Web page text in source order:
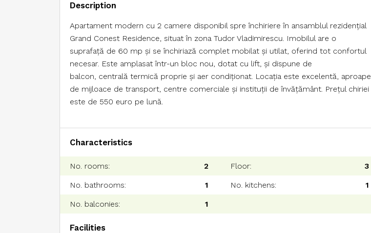
Description
Apartament modern cu 2 camere disponibil spre închiriere în ansamblul rezidențial
Grand Conest Residence, situat în zona Tudor Vladimirescu. Imobilul are o
suprafață de 60 mp și se închiriază complet mobilat și utilat, oferind tot confortul
necesar. Este amplasat într-un bloc nou, dotat cu lift, și dispune de
balcon, centrală termică proprie și aer condiționat. Locația este excelentă, aproape
de mijloace de transport, centre comerciale și instituții de învățământ. Prețul chiriei
este de 550 euro pe lună.
Characteristics
No. rooms: 2 Floor: 3
No. bathrooms: 1 No. kitchens: 1
No. balconies: 1
Facilities